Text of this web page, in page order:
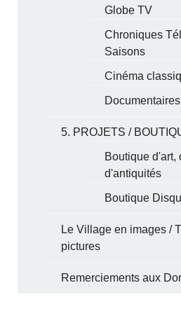
Globe TV
Chroniques
Saisons
Cinéma
5. PROJETS /
Boutique d'art,
d'antiquités
Boutique
Le Village en images /
pictures
Remerciements aux